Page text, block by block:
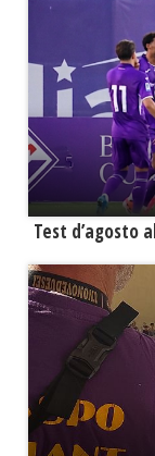
Test d’agosto